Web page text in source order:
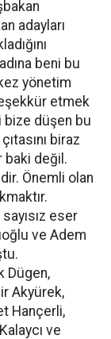
adayları
beni bu
yönetim
etmek
bize düşen bu
biraz
baki değil.
Önemli olan
eser
ve Adem
Dügen,
Akyürek,
Hançerli,
ve